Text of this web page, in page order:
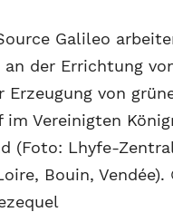
Galileo
an der Errichtung
Erzeugung von
im Vereinigten
(Foto: Lhyfe-
Bouin,